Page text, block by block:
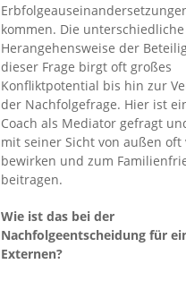
kommen. Die unterschiedliche
Herangehensweise der
dieser Frage birgt oft großes
Konfliktpotential bis hin zur
der Nachfolgefrage. Hier ist
Coach als Mediator gefragt
mit seiner Sicht von außen oft
bewirken und zum
beitragen.
Wie ist das bei der
Nachfolgeentscheidung für
Externen?